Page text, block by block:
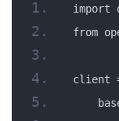
import
from
client